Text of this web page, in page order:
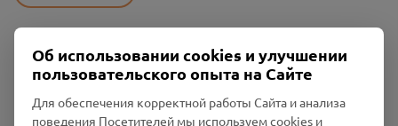
Пользовательское соглашение
Политика конфиденциальности
Промо-материалы
Об использовании cookies и улучшении
пользовательского опыта на Сайте
Для обеспечения корректной работы Сайта и анализа
поведения Посетителей мы используем cookies и